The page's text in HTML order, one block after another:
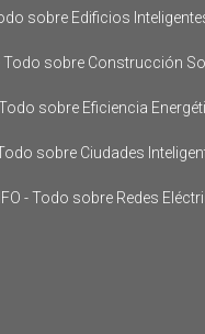
sobre Edificios
Todo sobre Construcción
Todo sobre Eficiencia
sobre Ciudades
- Todo sobre Redes